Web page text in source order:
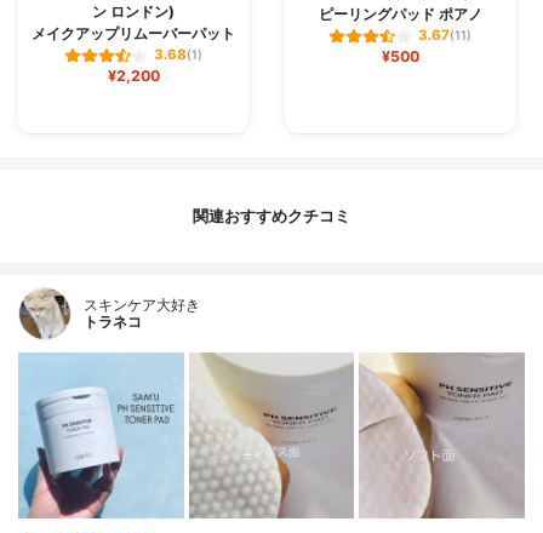
ン ロンドン)
メイクアップリムーバーパット
3.68(1)
¥2,200
ピーリングパッド ポアノ
3.67(11)
¥500
関連おすすめクチコミ
スキンケア大好き
トラネコ